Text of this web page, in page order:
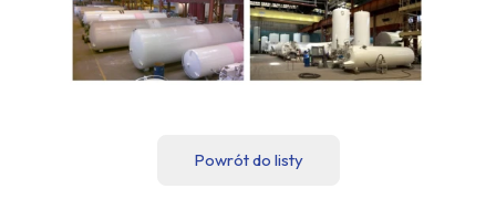
Powrót do listy